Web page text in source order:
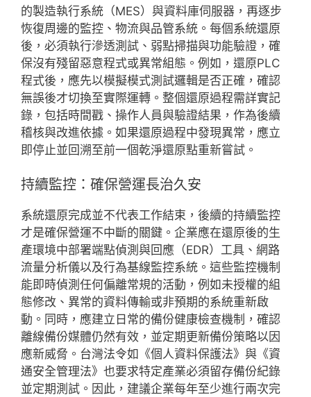
的製造執行系統（MES）與資料庫伺服器，再逐步
恢復周邊的監控、物流與品管系統。每個系統還原
後，必須執行滲透測試、弱點掃描與功能驗證，確
保沒有殘留惡意程式或異常組態。例如，還原PLC
程式後，應先以模擬模式測試邏輯是否正確，確認
無誤後才切換至實際運轉。整個還原過程需詳實記
錄，包括時間戳、操作人員與驗證結果，作為後續
稽核與改進依據。如果還原過程中發現異常，應立
即停止並回溯至前一個乾淨還原點重新嘗試。
持續監控：確保營運長治久安
系統還原完成並不代表工作結束，後續的持續監控
才是確保營運不中斷的關鍵。企業應在還原後的生
產環境中部署端點偵測與回應（EDR）工具、網路
流量分析儀以及行為基線監控系統。這些監控機制
能即時偵測任何偏離常規的活動，例如未授權的組
態修改、異常的資料傳輸或非預期的系統重新啟
動。同時，應建立日常的備份健康檢查機制，確認
離線備份媒體仍然有效，並定期更新備份策略以因
應新威脅。台灣法令如《個人資料保護法》與《資
通安全管理法》也要求特定產業必須留存備份紀錄
並定期測試。因此，建議企業每年至少進行兩次完